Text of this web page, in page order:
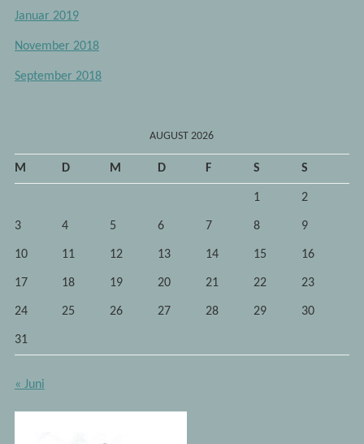
Januar 2019
November 2018
September 2018
AUGUST 2026
M D M D F S S
1 2
3 4 5 6 7 8 9
10 11 12 13 14 15 16
17 18 19 20 21 22 23
24 25 26 27 28 29 30
31
« Juni